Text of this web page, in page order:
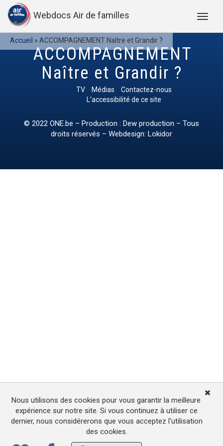
Webdocs Air de familles
Accueil » ACCOMPAGNEMENT Naître et Grandir ?
ACCOMPAGNEMENT
Naître et Grandir ?
TV Médias
Contactez-nous
L’accessibilité de ce site
© 2022 ONE.be – Production : Dew production – Tous
droits réservés – Webdesign: Lokidor
Nous utilisons des cookies pour vous garantir la meilleure
expérience sur notre site. Si vous continuez à utiliser ce
dernier, nous considérerons que vous acceptez l'utilisation
des cookies.